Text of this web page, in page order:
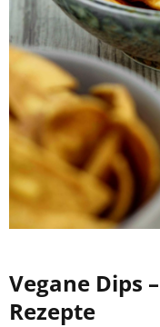
Vegane Dips
Rezepte